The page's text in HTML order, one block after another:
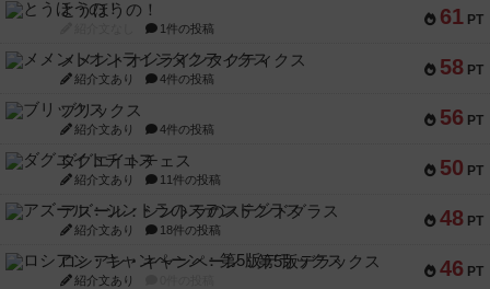
61 PT
とうほうの！
1件の投稿
58 PT
メメントオンラインタクティクス
紹介文あり 4件の投稿
56 PT
ブリックス
紹介文あり 4件の投稿
50 PT
ダグエイトチェス
紹介文あり 11件の投稿
48 PT
アズール：シントラのステンドグラス
紹介文あり 18件の投稿
46 PT
ロシアン・キャンペーン：第5版デラックス
紹介文あり